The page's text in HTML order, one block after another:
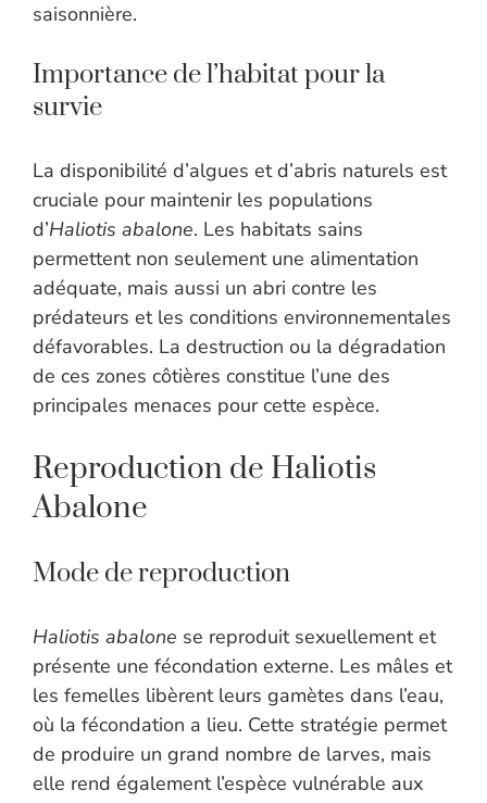
saisonnière.
Importance de l’habitat pour la
survie
La disponibilité d’algues et d’abris naturels est
cruciale pour maintenir les populations
d’Haliotis abalone. Les habitats sains
permettent non seulement une alimentation
adéquate, mais aussi un abri contre les
prédateurs et les conditions environnementales
défavorables. La destruction ou la dégradation
de ces zones côtières constitue l’une des
principales menaces pour cette espèce.
Reproduction de Haliotis
Abalone
Mode de reproduction
Haliotis abalone se reproduit sexuellement et
présente une fécondation externe. Les mâles et
les femelles libèrent leurs gamètes dans l’eau,
où la fécondation a lieu. Cette stratégie permet
de produire un grand nombre de larves, mais
elle rend également l’espèce vulnérable aux